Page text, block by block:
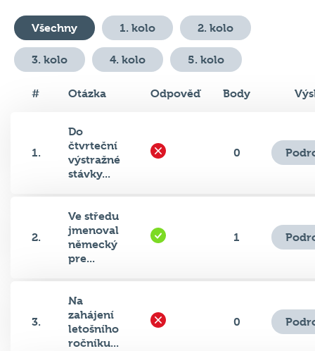
Všechny 1. kolo 2. kolo
3. kolo 4. kolo 5. kolo
# Otázka Odpověď Body
1.
Do
čtvrteční
výstražné
stávky...
0
2.
Ve středu
jmenoval
německý
pre...
1
3.
Na
zahájení
letošního
ročníku...
0